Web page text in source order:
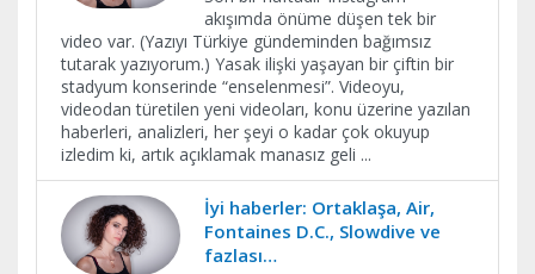
akışımda önüme düşen tek bir
video var. (Yazıyı Türkiye gündeminden bağımsız
tutarak yazıyorum.) Yasak ilişki yaşayan bir çiftin bir
stadyum konserinde “enselenmesi”. Videoyu,
videodan türetilen yeni videoları, konu üzerine yazılan
haberleri, analizleri, her şeyi o kadar çok okuyup
izledim ki, artık açıklamak manasız geli ...
İyi haberler: Ortaklaşa, Air,
Fontaines D.C., Slowdive ve
fazlası…